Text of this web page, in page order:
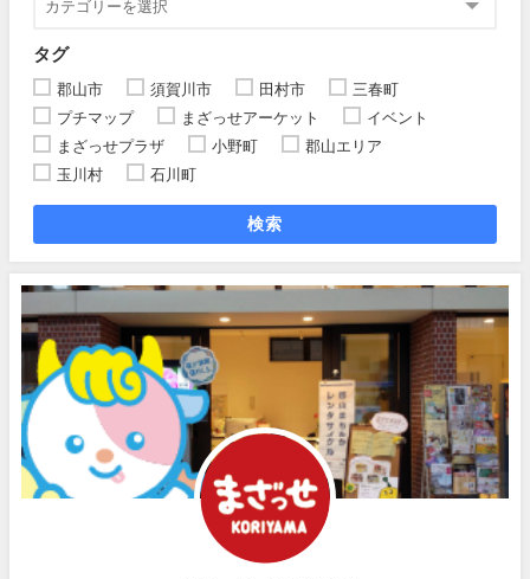
タグ
郡山市 須賀川市 田村市
三春町
プチマップ
まざっせアーケット
イベント
まざっせプラザ
小野町
郡山エリア
玉川村
石川町
検索